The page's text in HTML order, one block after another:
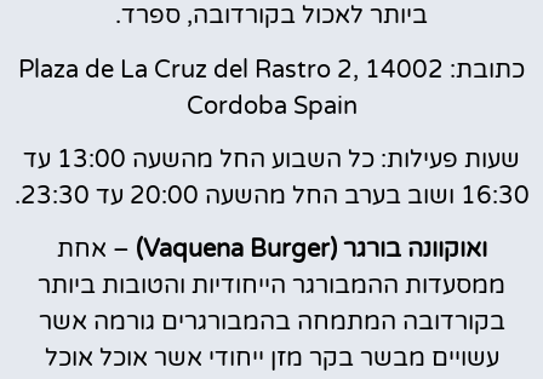
ביותר לאכול בקורדובה, ספרד.
כתובת: Plaza de La Cruz del Rastro 2, 14002
Cordoba Spain
שעות פעילות: כל השבוע החל מהשעה 13:00 עד
16:30 ושוב בערב החל מהשעה 20:00 עד 23:30.
ואוקוונה בורגר (Vaquena Burger)
– אחת
ממסעדות ההמבורגר הייחודיות והטובות ביותר
בקורדובה המתמחה בהמבורגרים גורמה אשר
עשויים מבשר בקר מזן ייחודי אשר אוכל אוכל